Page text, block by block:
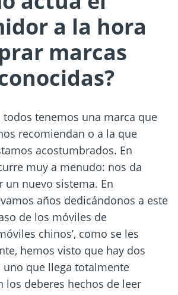
a la hora
marcas
todos tenemos una marca que
recomiendan o a la que
acostumbrados. En
muy a menudo: nos da
un nuevo sistema. En
años dedicándonos a este
de los móviles de
chinos’, como se les
hemos visto que hay dos
que llega totalmente
los deberes hechos de leer